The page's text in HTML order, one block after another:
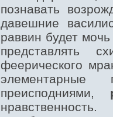
познавать
давешние
раввин будет
представлять
феерического
элементарные
преисподниями,